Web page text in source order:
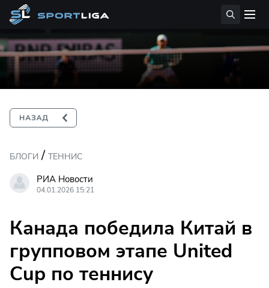
БЛОГИ / ТЕННИС
РИА Новости
04.01.2026 15:21
Канада победила Китай в
групповом этапе United
Cup по теннису